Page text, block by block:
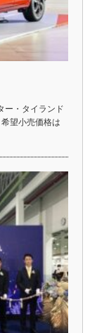
ー・タイランド
望小売価格は